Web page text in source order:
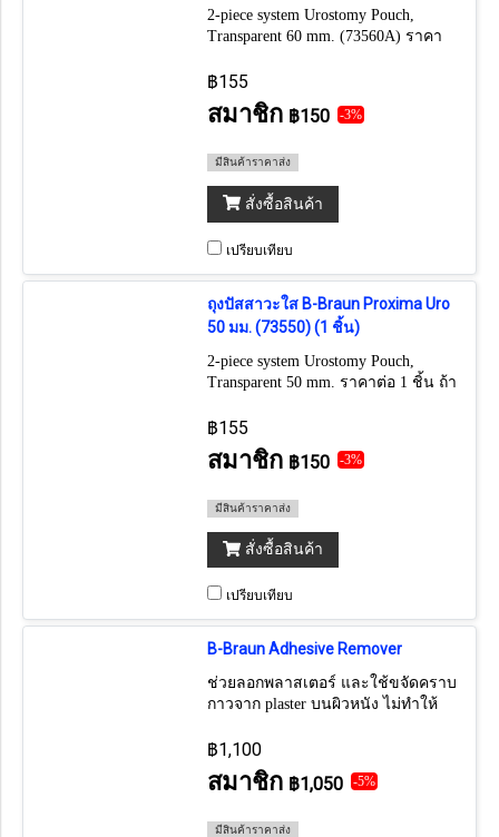
2-piece system Urostomy Pouch,
Transparent 60 mm. (73560A) ราคา
10 ชิ้น
฿155
สมาชิก ฿150 -3%
มีสินค้าราคาส่ง
สั่งซื้อสินค้า
เปรียบเทียบ
ถุงปัสสาวะใส B-Braun Proxima Uro
50 มม. (73550) (1 ชิ้น)
2-piece system Urostomy Pouch,
Transparent 50 mm. ราคาต่อ 1 ชิ้น ถ้า
฿155
สมาชิก ฿150 -3%
มีสินค้าราคาส่ง
สั่งซื้อสินค้า
เปรียบเทียบ
B-Braun Adhesive Remover
ช่วยลอกพลาสเตอร์ และใช้ขจัดคราบ
กาวจาก plaster บนผิวหนัง ไม่ทำให้
เตอร์ใหม่ได้เลย หรือใช้ขจัดคราบกาว
จาก hydrocolloid ของcolostomy
฿1,100
สมาชิก ฿1,050 -5%
มีสินค้าราคาส่ง